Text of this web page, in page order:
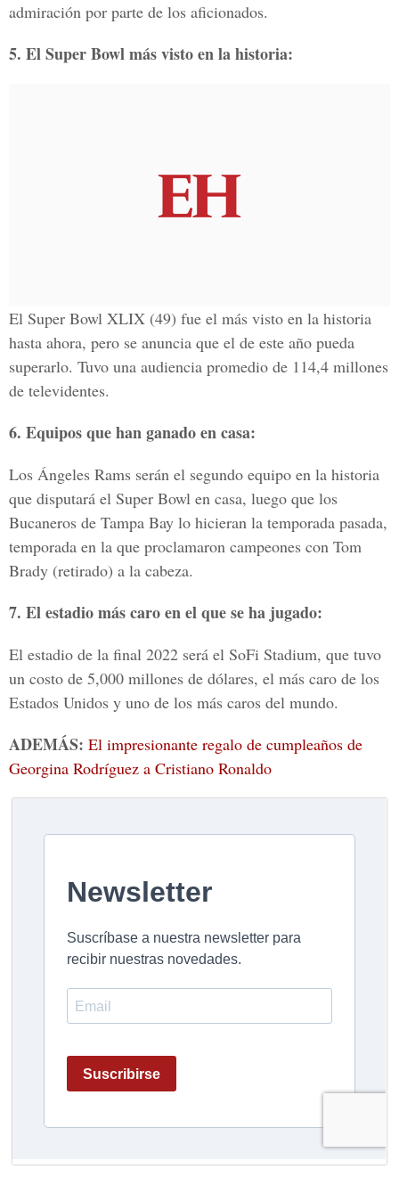
admiración por parte de los aficionados.
5. El Super Bowl más visto en la historia:
El Super Bowl XLIX (49) fue el más visto en la historia
hasta ahora, pero se anuncia que el de este año pueda
superarlo. Tuvo una audiencia promedio de 114,4 millones
de televidentes.
6. Equipos que han ganado en casa:
Los Ángeles Rams serán el segundo equipo en la historia
que disputará el Super Bowl en casa, luego que los
Bucaneros de Tampa Bay lo hicieran la temporada pasada,
temporada en la que proclamaron campeones con Tom
Brady (retirado) a la cabeza.
7. El estadio más caro en el que se ha jugado:
El estadio de la final 2022 será el SoFi Stadium, que tuvo
un costo de 5,000 millones de dólares, el más caro de los
Estados Unidos y uno de los más caros del mundo.
ADEMÁS: El impresionante regalo de cumpleaños de
Georgina Rodríguez a Cristiano Ronaldo